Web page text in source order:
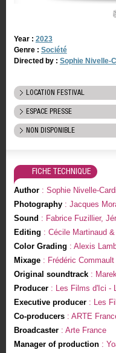
Year : 2023
Genre : Société
Directed by : Sophie Nivelle-
LOCATION FESTIVAL
ESPACE PRESSE
NON DISPONIBLE
FICHE TECHNIQUE
Author: Sophie Nivelle-
Photography: Jacques
Sound : Fabrice Fuzillier,
Editing : Cécile Martinaud
Color Grading : Alexis
Mixage: Frédéric Commault
Original soundtrack:
Producer: Les Films d'Ici -
Executive producer: Les
Co-producers: ARTE
Broadcaster: Arte France
Manager of production: